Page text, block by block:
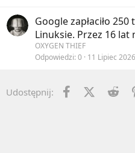
Google zapłaciło
Linuksie. Przez 16 lat
OXYGEN THIEF
Odpowiedzi 0 11 Lipiec 2026
Udostępnij: Facebook
X